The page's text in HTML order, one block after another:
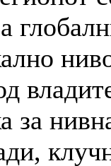
за